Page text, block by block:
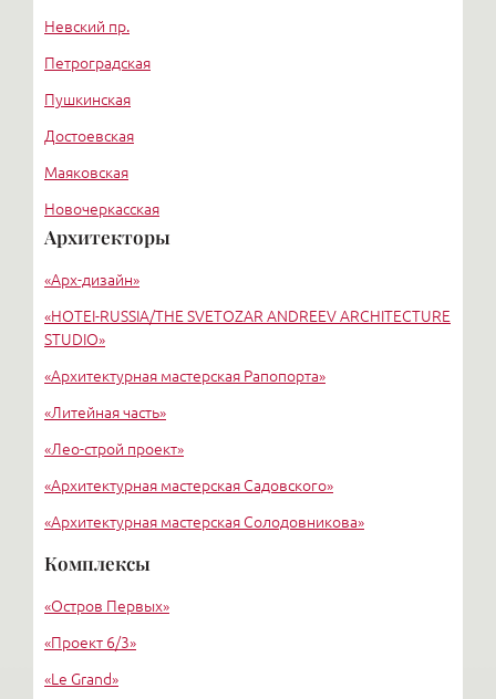
Невский пр.
Петроградская
Пушкинская
Достоевская
Маяковская
Новочеркасская
Озерки
Адмиралтейская
Архитекторы
«Арх-дизайн»
«HОTEI-RUSSIA/THE SVETOZAR ANDREEV ARCHITECTURE
STUDIO»
«Архитектурная мастерская Рапопорта»
«Литейная часть»
«Лео-строй проект»
«Архитектурная мастерская Садовского»
«Архитектурная мастерская Солодовникова»
«Евгений Подгорнов, Intercollomnium»
Комплексы
«Остров Первых»
«Проект 6/3»
«Le Grand»